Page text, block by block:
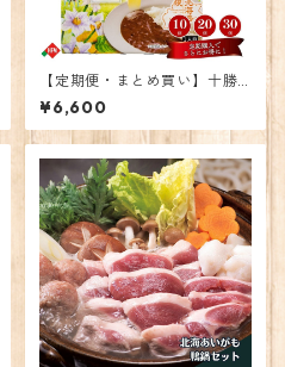
【定期便・まとめ買い】十勝
ラクレットチーズカレー 10
個
¥6,600